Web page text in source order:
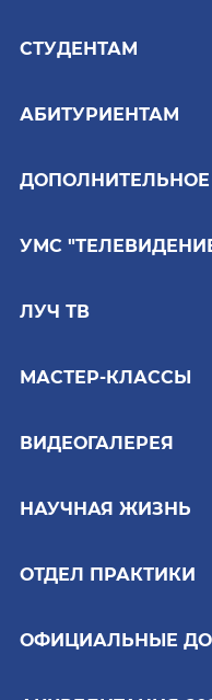
СТУДЕНТАМ
АБИТУРИЕНТАМ
УМС
ЛУЧ ТВ
МАСТЕР-КЛАССЫ
ВИДЕОГАЛЕРЕЯ
НАУЧНАЯ ЖИЗНЬ
ОТДЕЛ ПРАКТИКИ
ОФИЦИАЛЬНЫЕ